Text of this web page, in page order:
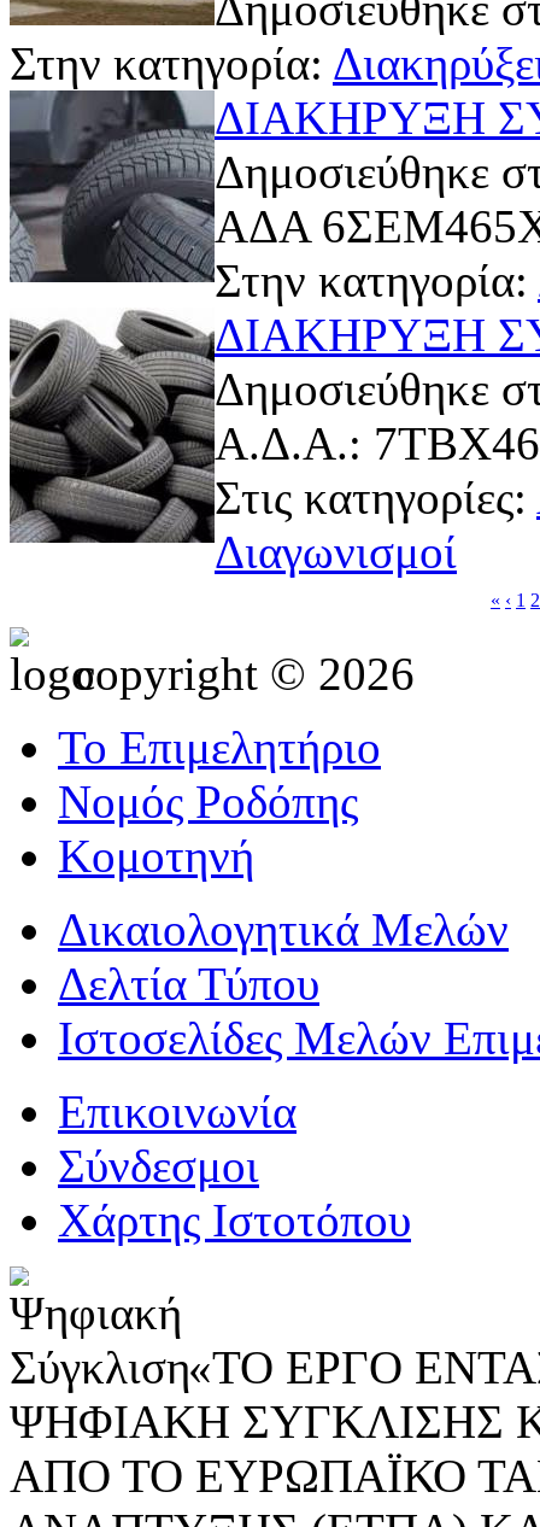
Στην κατηγορία:
ΔΙΑΚΗΡΥΞΗ
Δημοσιεύθηκε
ΑΔΑ
Στην κατηγορία:
ΔΙΑΚΗΡΥΞΗ
Δημοσιεύθηκε
Α.Δ.Α.:
Στις κατηγορίες:
Διαγωνισμοί
« ‹ 1 2
copyright © 2026
Το Επιμελητήριο
Νομός Ροδόπης
Κομοτηνή
Δικαιολογητικά Μελών
Δελτία Τύπου
Ιστοσελίδες Μελών
Επικοινωνία
Σύνδεσμοι
Χάρτης Ιστοτόπου
«ΤΟ ΕΡΓΟ
ΨΗΦΙΑΚΗ ΣΥΓΚΛΙΣΗΣ
ΑΠΟ ΤΟ ΕΥΡΩΠΑΪΚΟ